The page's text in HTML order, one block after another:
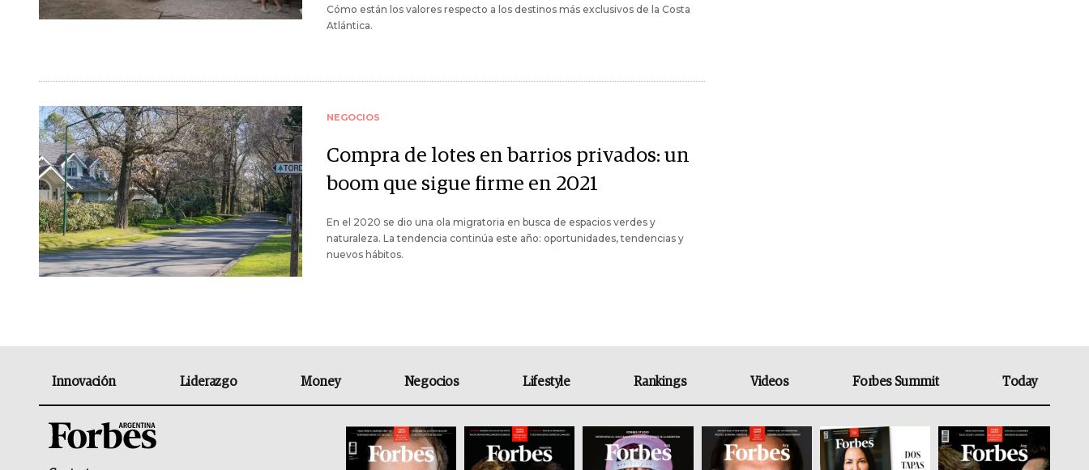
Cómo están los valores respecto a los destinos más exclusivos de la Costa
Atlántica.
NEGOCIOS
Compra de lotes en barrios privados: un
boom que sigue firme en 2021
En el 2020 se dio una ola migratoria en busca de espacios verdes y
naturaleza. La tendencia continúa este año: oportunidades, tendencias y
nuevos hábitos.
Innovación Liderazgo Money Negocios Lifestyle Rankings Videos Forbes Summit Today